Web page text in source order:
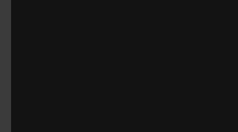
Individuales y en